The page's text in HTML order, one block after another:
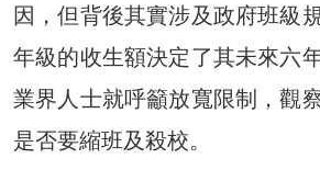
因，但背後其實涉及政府班級
年級的收生額決定了其未來六
業界人士就呼籲放寬限制，觀
是否要縮班及殺校。